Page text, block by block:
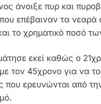
άνοιξε πυρ και
επέβαιναν τα
το χρηματικό ποσό
εκεί καθώς ο
τον 45χρονο για να
που ερευνώνται από